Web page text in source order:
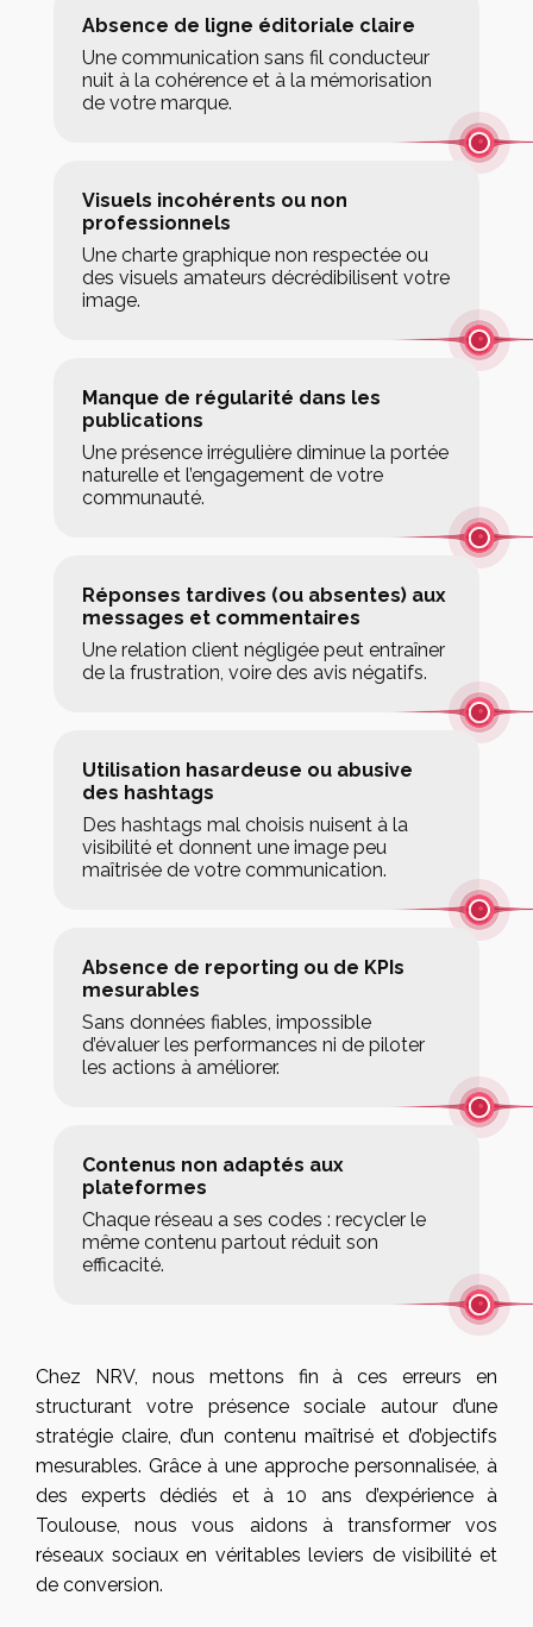
Absence de ligne éditoriale claire
Une communication sans fil conducteur
nuit à la cohérence et à la mémorisation
de votre marque.
Visuels incohérents ou non
professionnels
Une charte graphique non respectée ou
des visuels amateurs décrédibilisent votre
image.
Manque de régularité dans les
publications
Une présence irrégulière diminue la portée
naturelle et l’engagement de votre
communauté.
Réponses tardives (ou absentes) aux
messages et commentaires
Une relation client négligée peut entraîner
de la frustration, voire des avis négatifs.
Utilisation hasardeuse ou abusive
des hashtags
Des hashtags mal choisis nuisent à la
visibilité et donnent une image peu
maîtrisée de votre communication.
Absence de reporting ou de KPIs
mesurables
Sans données fiables, impossible
d’évaluer les performances ni de piloter
les actions à améliorer.
Contenus non adaptés aux
plateformes
Chaque réseau a ses codes : recycler le
même contenu partout réduit son
efficacité.
Chez NRV, nous mettons fin à ces erreurs en
structurant votre présence sociale autour d’une
stratégie claire, d’un contenu maîtrisé et d’objectifs
mesurables. Grâce à une approche personnalisée, à
des experts dédiés et à 10 ans d’expérience à
Toulouse, nous vous aidons à transformer vos
réseaux sociaux en véritables leviers de visibilité et
de conversion.